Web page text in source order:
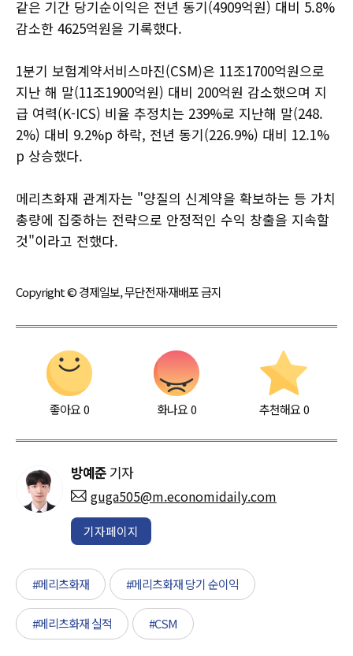
같은 기간 당기순이익은 전년 동기(4909억원) 대비 5.8%
감소한 4625억원을 기록했다.
1분기 보험계약서비스마진(CSM)은 11조1700억원으로
지난 해 말(11조1900억원) 대비 200억원 감소했으며 지
급 여력(K-ICS) 비율 추정치는 239%로 지난해 말(248.
2%) 대비 9.2%p 하락, 전년 동기(226.9%) 대비 12.1%
p 상승했다.
메리츠화재 관계자는 "양질의 신계약을 확보하는 등 가치
총량에 집중하는 전략으로 안정적인 수익 창출을 지속할
것"이라고 전했다.
Copyright © 경제일보, 무단전재·재배포 금지
좋아요0 화나요0 추천해요 0
방예준 기자
guga505@m.economidaily.com
기자페이지
#메리츠화재 #메리츠화재 당기 순이익
#메리츠화재 실적 #CSM